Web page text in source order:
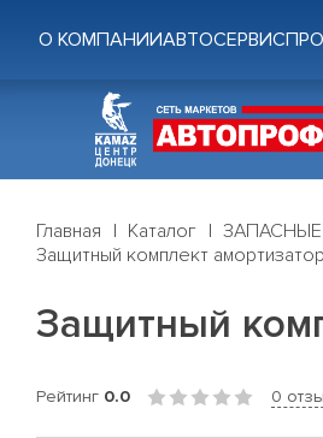
О КОМПАНИИАВТОСЕРВИС
Главная Каталог
Защитный комплект
Защитный
Рейтинг 0.0 0